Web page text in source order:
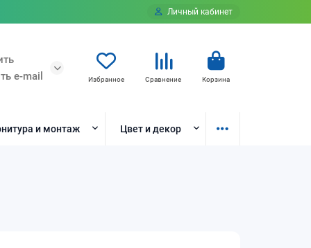
Личный кабинет
e-mail
Избранное Сравнение Корзина
и монтаж Цвет и декор